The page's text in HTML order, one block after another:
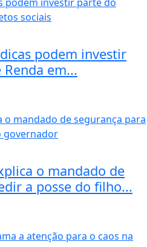
podem investir
em...
o mandado de
a posse do filho...